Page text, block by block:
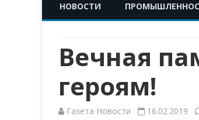
НОВОСТИ
Вечная
героям!
Газета Новости 16.02.2019